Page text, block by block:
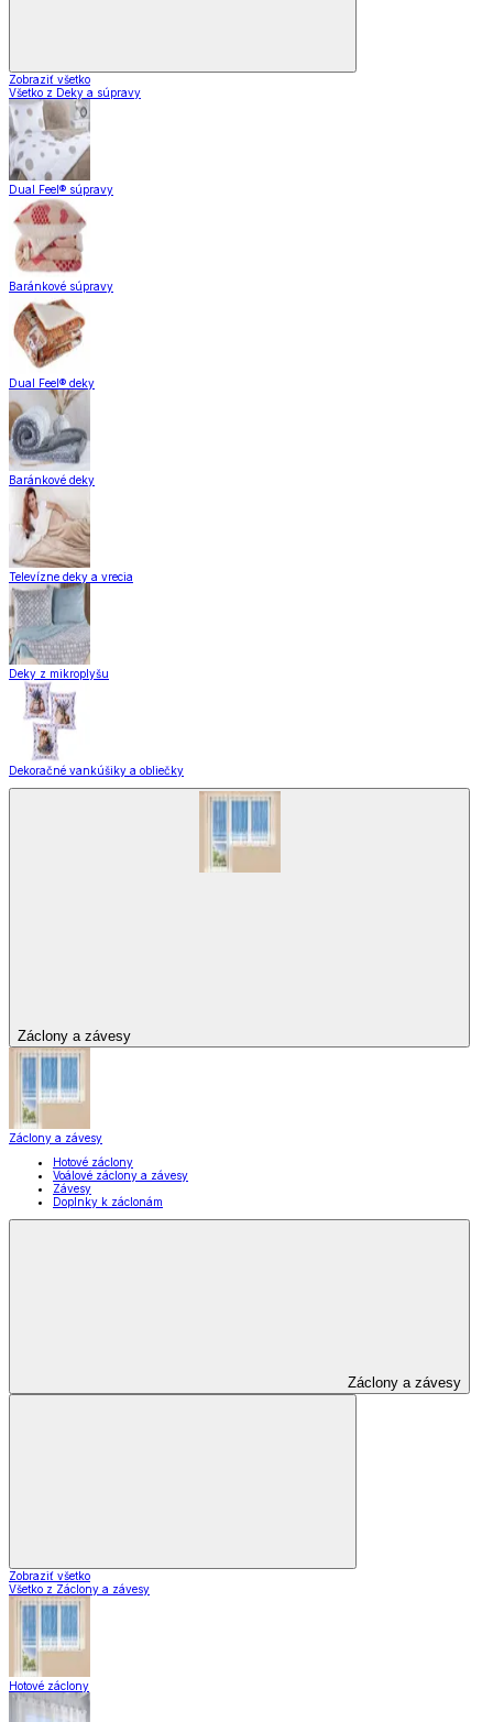
Zobraziť všetko
Všetko z Deky a súpravy
Dual Feel® súpravy
Baránkové súpravy
Dual Feel® deky
Baránkové deky
Televízne deky a vrecia
Deky z mikroplyšu
Dekoračné vankúšiky a obliečky
Záclony a závesy
Záclony a závesy
Hotové záclony
Voálové záclony a závesy
Závesy
Doplnky k záclonám
Záclony a závesy
Zobraziť všetko
Všetko z Záclony a závesy
Hotové záclony